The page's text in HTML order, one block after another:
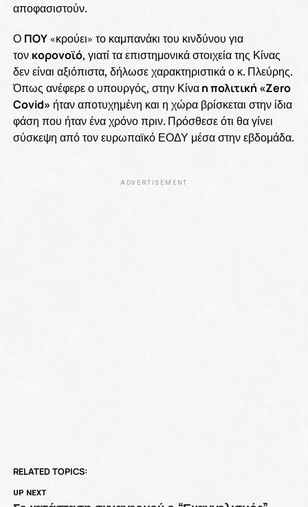
αποφασιστούν.
Ο ΠΟΥ«κρούει» το καμπανάκι του κινδύνου για
τον κορονοϊό, γιατί τα επιστημονικά στοιχεία της Κίνας
δεν είναι αξιόπιστα, δήλωσε χαρακτηριστικά ο κ. Πλεύρης.
Όπως ανέφερε ο υπουργός, στην Κίναη πολιτική «Zero
Covid» ήταν αποτυχημένη και η χώρα βρίσκεται στην ίδια
φάση που ήταν ένα χρόνο πριν. Πρόσθεσε ότι θα γίνει
σύσκεψη από τον ευρωπαϊκό ΕΟΔΥ μέσα στην εβδομάδα.
ADVERTISEMENT
RELATED TOPICS:
UP NEXT